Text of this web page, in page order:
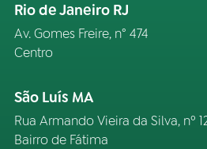
Rio de Janeiro RJ
Av. Gomes Freire, n° 474
Centro
São Luís MA
Rua Armando Vieira da Silva, nº
Bairro de Fátima